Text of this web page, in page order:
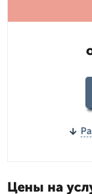
Цены на